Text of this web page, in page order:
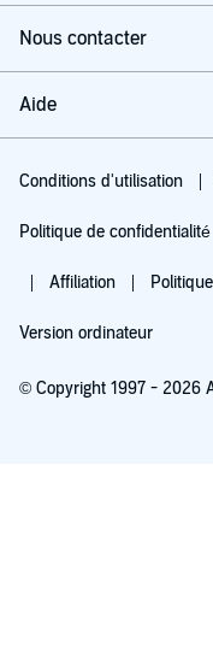
Nous contacter
Aide
Conditions d'utilisation
Politique de confidentialité
Affiliation
Version ordinateur
© Copyright 1997 - 2026